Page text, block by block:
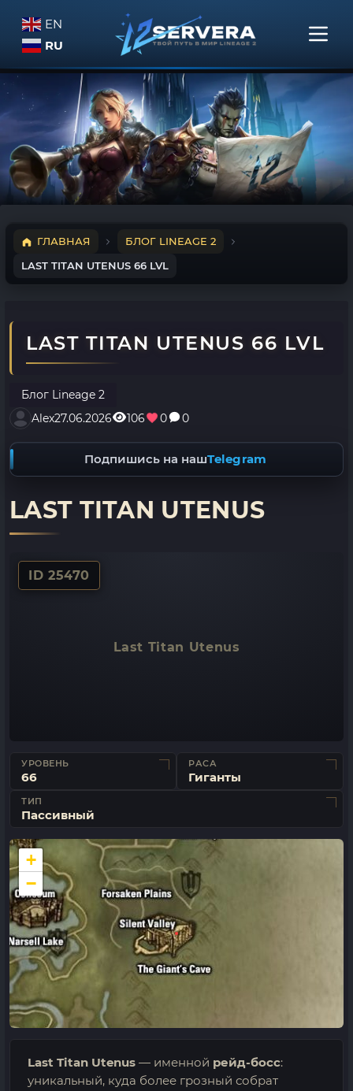
EN
RU
ГЛАВНАЯ
БЛОГ LINEAGE 2
LAST TITAN UTENUS 66 LVL
LAST TITAN UTENUS 66 LVL
Блог Lineage 2
Alex27.06.2026 106 0 0
Подпишись на нашTelegram
LAST TITAN UTENUS
ID 25470
Last Titan Utenus
УРОВЕНЬ
66
РАСА
Гиганты
ТИП
Пассивный
+
−
Last Titan Utenus — именной рейд-босс:
уникальный, куда более грозный собрат